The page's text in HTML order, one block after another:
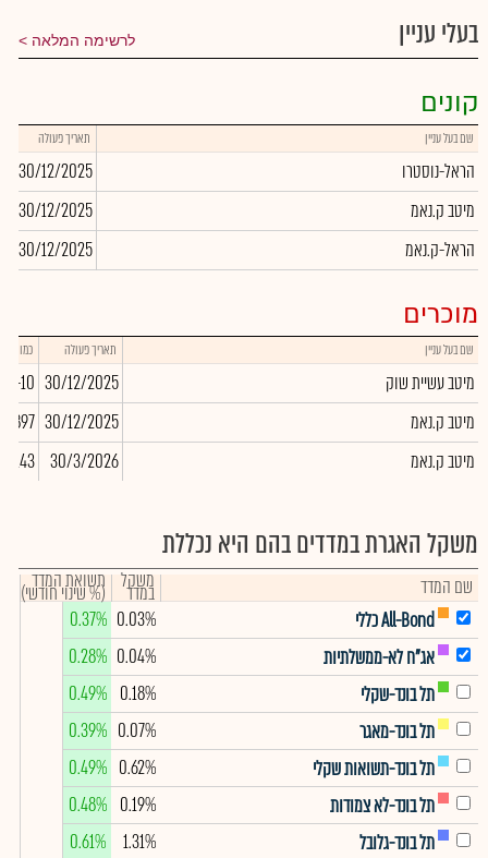
בעלי עניין לרשימה המלאה
קונים
שם בעל עניין תאריך פעולה
הראל-נוסטרו 30/12/2025
מיטב ק.נאמ
30/12/2025
הראל-ק.נאמ
30/12/2025
מוכרים
שם בעל עניין תאריך פעולה כמות
מיטב עשיית שוק 30/12/2025
-10
מיטב ק.נאמ
30/12/2025
מיטב ק.נאמ
30/3/2026
-6,143
משקל האגרת במדדים בהם היא נכללת
שם המדד משקל
במדד תשואת המדד
(% שינוי חודשי)
All-Bond כללי
0.03%
0.37%
אג"ח לא-ממשלתיות
0.04%
0.28%
תל בונד-שקלי
0.18%
0.49%
תל בונד-מאגר
0.07%
0.39%
תל בונד-תשואות שקלי
0.62%
0.49%
תל בונד-לא צמודות
0.19%
0.48%
תל בונד-גלובל
1.31%
0.61%